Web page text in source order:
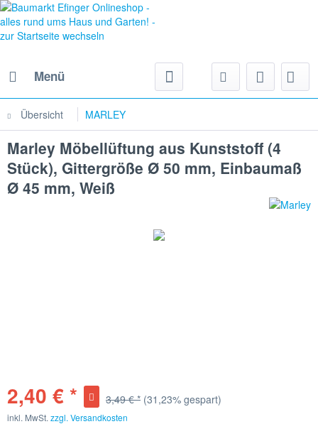
Menü
Übersicht MARLEY
Marley Möbellüftung aus Kunststoff (4
Stück), Gittergröße Ø 50 mm, Einbaumaß
Ø 45 mm, Weiß
2,40 € * 3,49 € * (31,23% gespart)
inkl. MwSt. zzgl. Versandkosten